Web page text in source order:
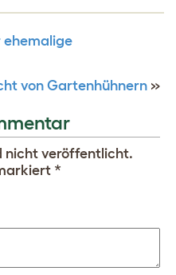
ehemalige
von Gartenhühnern »
nicht veröffentlicht.
*